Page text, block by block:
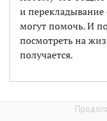
и перекладывание
могут помочь. И
посмотреть на
получается.